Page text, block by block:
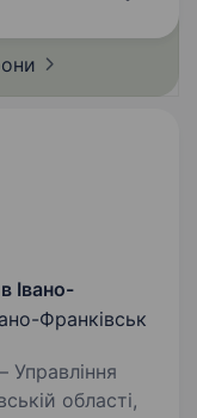
Івано-
Франківськ
області,